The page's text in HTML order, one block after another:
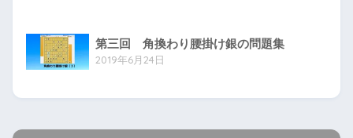
第三回 角換わり腰掛け銀の問題集
2019年6月24日